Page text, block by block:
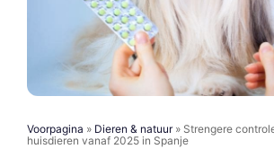
Voorpagina » Dieren & natuur» Strengere
huisdieren vanaf 2025 in Spanje